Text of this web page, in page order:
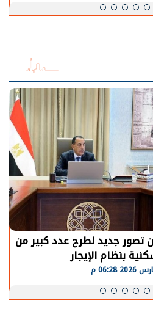
تصور جديد لطرح عدد كبير من
بنظام الإيجار